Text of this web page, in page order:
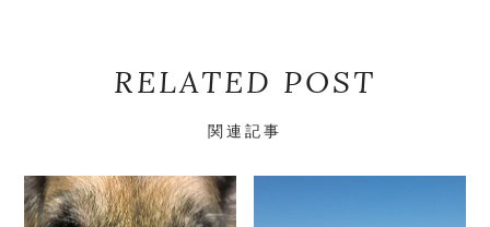
RELATED POST
関連記事